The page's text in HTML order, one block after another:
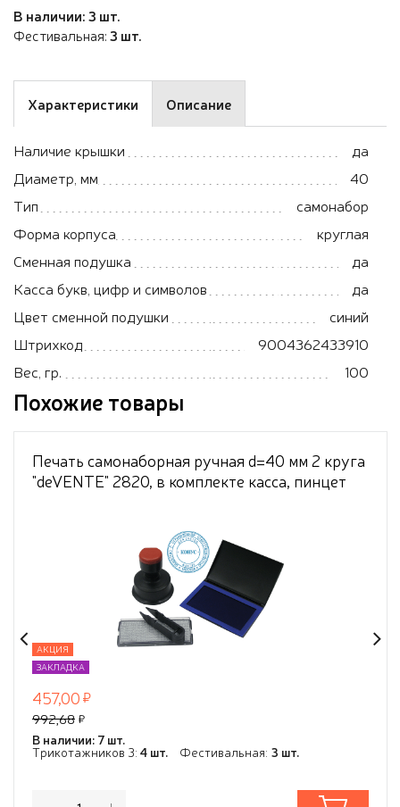
В наличии: 3 шт.
Фестивальная:3 шт.
Характеристики Описание
Наличие крышки
да
Диаметр, мм
40
Тип
самонабор
Форма корпуса
круглая
Сменная подушка
да
Касса букв, цифр и символов
да
Цвет сменной подушки
синий
Штрихкод
9004362433910
Вес, гр.
100
Похожие товары
Печать самонаборная ручная d=40 мм 2 круга
"deVENTE" 2820, в комплекте касса, пинцет
АКЦИЯ
ЗАКЛАДКА
457,00
992,68
В наличии: 7 шт.
Трикотажников 3: 4 шт. Фестивальная: 3 шт.